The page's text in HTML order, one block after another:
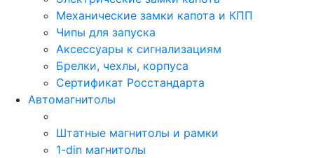
Механические замки капота и КПП
Чипы для запуска
Аксессуары к сигнализациям
Брелки, чехлы, корпуса
Сертификат Росстандарта
Автомагнитолы
Штатные магнитолы и рамки
1-din магнитолы